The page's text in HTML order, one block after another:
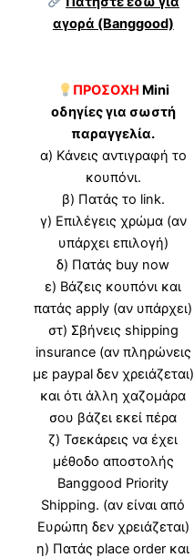
αγορά (Banggood)
ΠΡΟΣΟΧΗ Mini
οδηγίες για σωστή
παραγγελία.
α) Κάνεις αντιγραφή το
κουπόνι.
β) Πατάς το link.
γ) Επιλέγεις χρώμα (αν
υπάρχει επιλογή)
δ) Πατάς buy now
ε) Βάζεις κουπόνι και
πατάς apply (αν υπάρχει)
στ) Σβήνεις shipping
insurance (αν πληρώνεις
με paypal δεν χρειάζεται)
και ότι άλλη χαζομάρα
σου βάζει εκεί πέρα
ζ) Τσεκάρεις να έχει
μέθοδο αποστολής
Banggood Priority
Shipping. (αν είναι από
Ευρώπη δεν χρειάζεται)
η) Πατάς place order και